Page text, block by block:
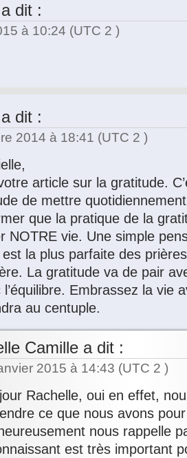
a dit :
à 10:24 (UTC 2 )
a dit :
2014 à 18:41 (UTC 2 )
article sur la gratitude.
de mettre
que la pratique de la
NOTRE vie. Une simple
la plus parfaite des
La gratitude va de pair
Embrassez la vie
au centuple.
Camille a dit :
2015 à 14:43 (UTC 2 )
Rachelle, oui en effet,
ce que nous avons
nous rappelle
est très important